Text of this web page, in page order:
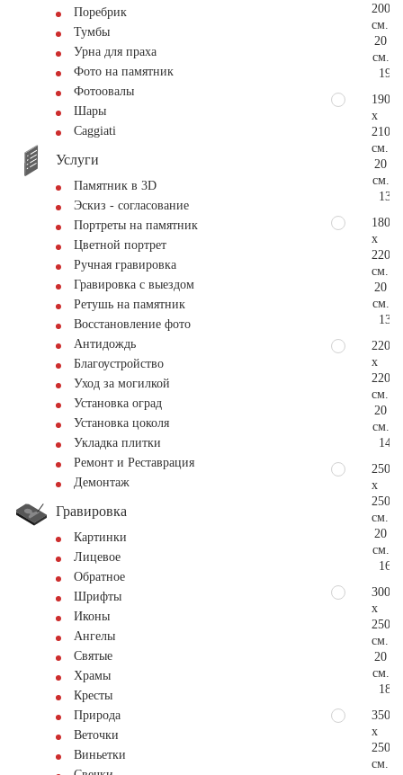
Поребрик
Тумбы
Урна для праха
Фото на памятник
Фотоовалы
Шары
Сaggiati
Услуги
Памятник в 3D
Эскиз - согласование
Портреты на памятник
Цветной портрет
Ручная гравировка
Гравировка с выездом
Ретушь на памятник
Восстановление фото
Антидождь
Благоустройство
Уход за могилкой
Установка оград
Установка цоколя
Укладка плитки
Ремонт и Реставрация
Демонтаж
Гравировка
Картинки
Лицевое
Обратное
Шрифты
Иконы
Ангелы
Святые
Храмы
Кресты
Природа
Веточки
Виньетки
200
см.
20
см.
190
x
210
см.
20
см.
180
x
220
см.
20
см.
220
x
220
см.
20
см.
250
x
250
см.
20
см.
300
x
250
см.
20
см.
350
x
250
см.